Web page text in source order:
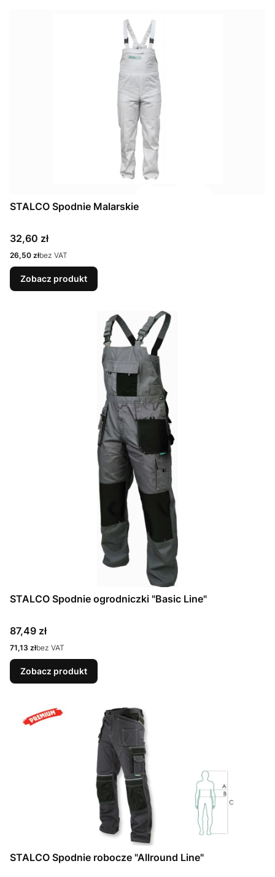
STALCO Spodnie Malarskie
Cena
32,60 zł
Cena
26,50 złbez VAT
Zobacz produkt
STALCO Spodnie ogrodniczki "Basic Line"
Cena
87,49 zł
Cena
71,13 złbez VAT
Zobacz produkt
STALCO Spodnie robocze "Allround Line"